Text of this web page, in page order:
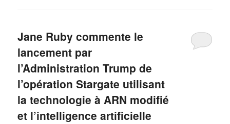
Jane Ruby commente le
lancement par
l’Administration Trump de
l’opération Stargate utilisant
la technologie à ARN modifié
et l’intelligence artificielle